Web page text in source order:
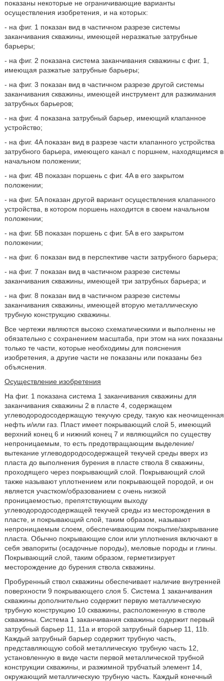
показаны некоторые не ограничивающие варианты
осуществления изобретения, и на которых:
- на фиг. 1 показан вид в частичном разрезе системы
заканчивания скважины, имеющей неразжатые затрубные
барьеры;
- на фиг. 2 показана система заканчивания скважины с фиг. 1,
имеющая разжатые затрубные барьеры;
- на фиг. 3 показан вид в частичном разрезе другой системы
заканчивания скважины, имеющей инструмент для разжимания
затрубных барьеров;
- на фиг. 4 показана затрубный барьер, имеющий клапанное
устройство;
- на фиг. 4A показан вид в разрезе части клапанного устройства
затрубного барьера, имеющего канал с поршнем, находящимся в
начальном положении;
- на фиг. 4B показан поршень с фиг. 4A в его закрытом
положении;
- на фиг. 5A показан другой вариант осуществления клапанного
устройства, в котором поршень находится в своем начальном
положении;
- на фиг. 5B показан поршень с фиг. 5A в его закрытом
положении;
- на фиг. 6 показан вид в перспективе части затрубного барьера;
- на фиг. 7 показан вид в частичном разрезе системы
заканчивания скважины, имеющей три затрубных барьера; и
- на фиг. 8 показан вид в частичном разрезе системы
заканчивания скважины, имеющей вторую металлическую
трубную конструкцию скважины.
Все чертежи являются высоко схематическими и выполнены не
обязательно с сохранением масштаба, при этом на них показаны
только те части, которые необходимы для пояснения
изобретения, а другие части не показаны или показаны без
объяснения.
Осуществление изобретения
На фиг. 1 показана система 1 заканчивания скважины для
заканчивания скважины 2 в пласте 4, содержащем
углеводородосодержащую текучую среду, такую как неочищенная
нефть и/или газ. Пласт имеет покрывающий слой 5, имеющий
верхний конец 6 и нижний конец 7 и являющийся по существу
непроницаемым, то есть предотвращающим выделение/
вытекание углеводородосодержащей текучей среды вверх из
пласта до выполнения бурения в пласте ствола 8 скважины,
проходящего через покрывающий слой. Покрывающий слой
также называют уплотнением или покрывающей породой, и он
является участком/образованием с очень низкой
проницаемостью, препятствующим выходу
углеводородосодержащей текучей среды из месторождения в
пласте, и покрывающий слой, таким образом, называют
непроницаемым слоем, обеспечивающим покрытие/закрывание
пласта. Обычно покрывающие слои или уплотнения включают в
себя эвапориты (осадочные породы), меловые породы и глины.
Покрывающий слой, таким образом, герметизирует
месторождение до бурения ствола скважины.
Пробуренный ствол скважины обеспечивает наличие внутренней
поверхности 9 покрывающего слоя 5. Система 1 заканчивания
скважины дополнительно содержит первую металлическую
трубную конструкцию 10 скважины, расположенную в стволе
скважины. Система 1 заканчивания скважины содержит первый
затрубный барьер 11, 11a и второй затрубный барьер 11, 11b.
Каждый затрубный барьер содержит трубную часть,
представляющую собой металлическую трубную часть 12,
установленную в виде части первой металлической трубной
конструкции скважины, и разжимной трубчатый элемент 14,
окружающий металлическую трубную часть. Каждый конечный